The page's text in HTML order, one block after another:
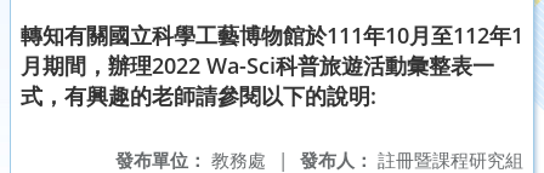
轉知有關國立科學工藝博物館於111年10月至112年1
月期間，辦理2022 Wa-Sci科普旅遊活動彙整表一
式，有興趣的老師請參閱以下的說明:
發布人： 註冊暨課程研究組
發布單位： 教務處 |